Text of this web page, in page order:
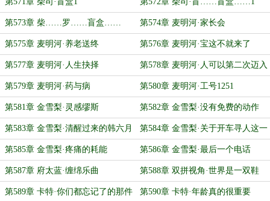
第573章 柴……罗……盲盒……
南……1
第574章 麦明河·家长会
第575章 麦明河·养老送终 第576章 麦明河·宝这不就来了
第577章 麦明河·人生抉择 第578章 麦明河·人可以第二次迈入
相同的沼泽
第579章 麦明河·药与病 第580章 麦明河·工号1251
第581章 金雪梨·灵感缪斯 第582章 金雪梨·没有免费的动作
第583章 金雪梨·清醒过来的韩六月 第584章 金雪梨·关于开车寻人这一
个假设行动
第585章 金雪梨·疼痛的耗能 第586章 金雪梨·最后一个电话
第587章 府太蓝·缠绵乐曲 第588章 双拼视角·世界是一双鞋
第589章 卡特·你们都忘记了的那件 第590章 卡特·年龄真的很重要